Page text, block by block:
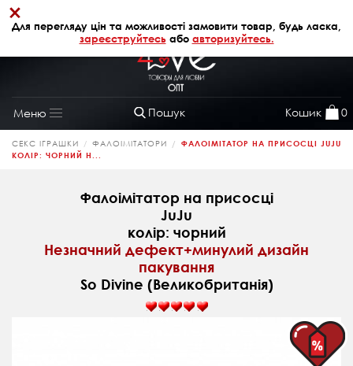
Для перегляду цін та можливості замовити товар, будь ласка,
зареєструйтесьабо авторизуйтесь.
×
Пошук Кошик 0
Меню
Toggle
navigation
СЕКС ІГРАШКИ ФАЛОІМІТАТОРИ
ФАЛОІМІТАТОР НА ПРИСОСЦІ JUJU
КОЛІР: ЧОРНИЙ Н...
Фалоімітатор на присосці
JuJu
колір: чорний
Незначний дефект+минулий дизайн
пакування
So Divine (Великобританія)